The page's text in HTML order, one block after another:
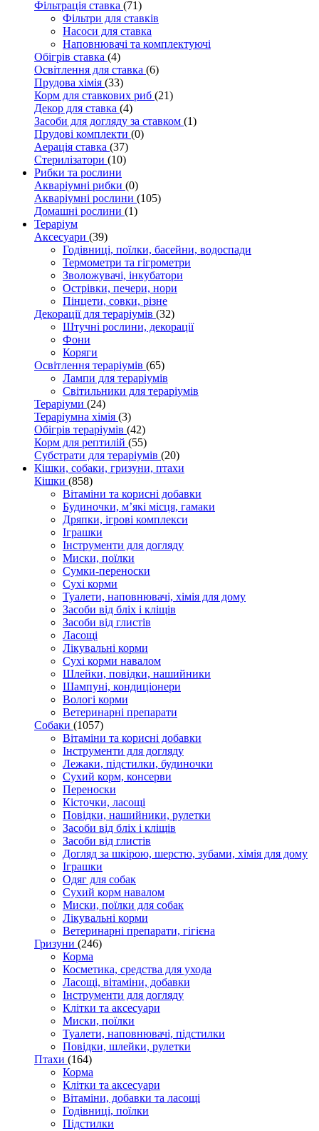
Фільтрація ставка (71)
Фільтри для ставків
Насоси для ставка
Наповнювачі та комплектуючі
Обігрів ставка (4)
Освітлення для ставка (6)
Прудова хімія (33)
Корм для ставкових риб (21)
Декор для ставка (4)
Засоби для догляду за ставком (1)
Прудові комплекти (0)
Аерація ставка (37)
Стерилізатори (10)
Рибки та рослини
Акваріумні рибки (0)
Акваріумні рослини (105)
Домашні рослини (1)
Тераріум
Аксесуари (39)
Годівниці, поїлки, басейни, водоспади
Термометри та гігрометри
Зволожувачі, інкубатори
Острівки, печери, нори
Пінцети, совки, різне
Декорації для тераріумів (32)
Штучні рослини, декорації
Фони
Коряги
Освітлення тераріумів (65)
Лампи для тераріумів
Світильники для тераріумів
Тераріуми (24)
Тераріумна хімія (3)
Обігрів тераріумів (42)
Корм для рептилій (55)
Субстрати для тераріумів (20)
Кішки, собаки, гризуни, птахи
Кішки (858)
Вітаміни та корисні добавки
Будиночки, м’які місця, гамаки
Дряпки, ігрові комплекси
Іграшки
Інструменти для догляду
Миски, поїлки
Сумки-переноски
Сухі корми
Туалети, наповнювачі, хімія для дому
Засоби від бліх і кліщів
Засоби від глистів
Ласощі
Лікувальні корми
Сухі корми навалом
Шлейки, повідки, нашийники
Шампуні, кондиціонери
Вологі корми
Ветеринарні препарати
Собаки (1057)
Вітаміни та корисні добавки
Інструменти для догляду
Лежаки, підстилки, будиночки
Сухий корм, консерви
Переноски
Кісточки, ласощі
Повідки, нашийники, рулетки
Засоби від бліх і кліщів
Засоби від глистів
Догляд за шкірою, шерстю, зубами, хімія для дому
Іграшки
Одяг для собак
Сухий корм навалом
Миски, поїлки для собак
Лікувальні корми
Ветеринарні препарати, гігієна
Гризуни (246)
Корма
Косметика, средства для ухода
Ласощі, вітаміни, добавки
Інструменти для догляду
Клітки та аксесуари
Миски, поїлки
Туалети, наповнювачі, підстилки
Повідки, шлейки, рулетки
Птахи (164)
Корма
Клітки та аксесуари
Вітаміни, добавки та ласощі
Годівниці, поїлки
Підстилки